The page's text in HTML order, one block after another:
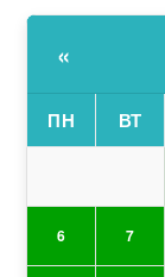
«
ПН ВТ
6 7